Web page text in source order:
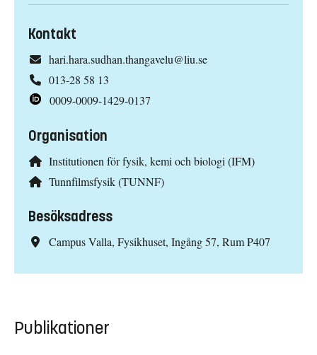
Kontakt
hari.hara.sudhan.thangavelu@liu.se
013-28 58 13
0009-0009-1429-0137
Organisation
Institutionen för fysik, kemi och biologi (IFM)
Tunnfilmsfysik (TUNNF)
Besöksadress
Campus Valla, Fysikhuset, Ingång 57, Rum P407
Publikationer